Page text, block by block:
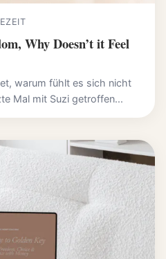
Why Doesn’t it Feel
warum fühlt es sich nicht
Mal mit Suzi getroffen...